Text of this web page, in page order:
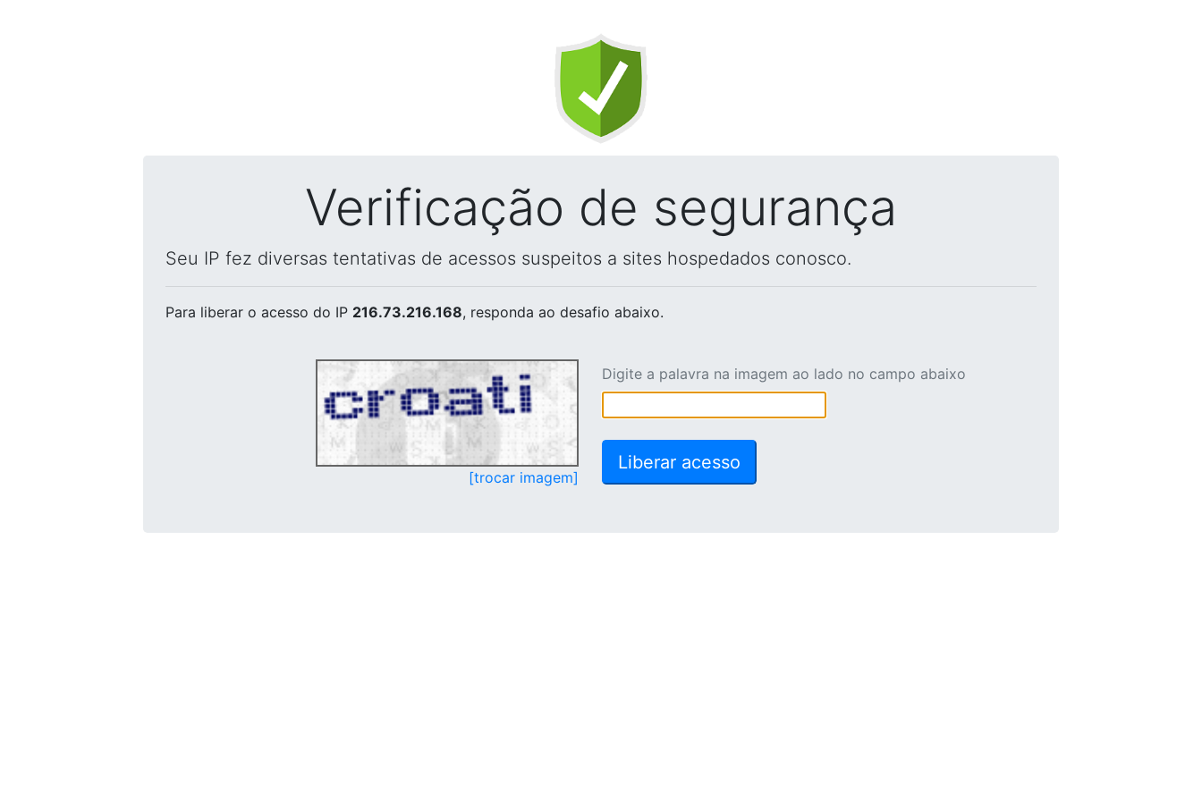
Verificação de segurança
Seu IP fez diversas tentativas de acessos suspeitos a sites hospedados conosco.
Para liberar o acesso do IP 216.73.216.168, responda ao desafio abaixo.
[trocar imagem]
Digite a palavra na imagem ao lado no campo abaixo